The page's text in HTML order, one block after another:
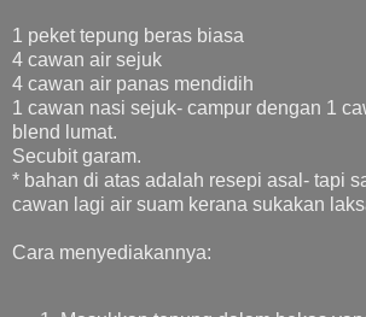
1 peket tepung beras biasa
4 cawan air sejuk
4 cawan air panas mendidih
1 cawan nasi sejuk- campur dengan 1
blend lumat.
Secubit garam.
* bahan di atas adalah resepi asal- tapi
cawan lagi air suam kerana sukakan
Cara menyediakannya: